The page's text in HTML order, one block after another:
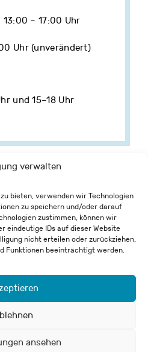
verwalten
bieten, verwenden wir Technologien
zu speichern und/oder darauf
zustimmen, können wir
eindeutige IDs auf dieser Website
nicht erteilen oder zurückziehen,
Funktionen beeinträchtigt werden.
ansehen
– 17:00 Uhr
Uhr (unverändert)
und 15–18 Uhr
62
27-0
Haus / Deutsch-Amerikanisches Institut e.V.